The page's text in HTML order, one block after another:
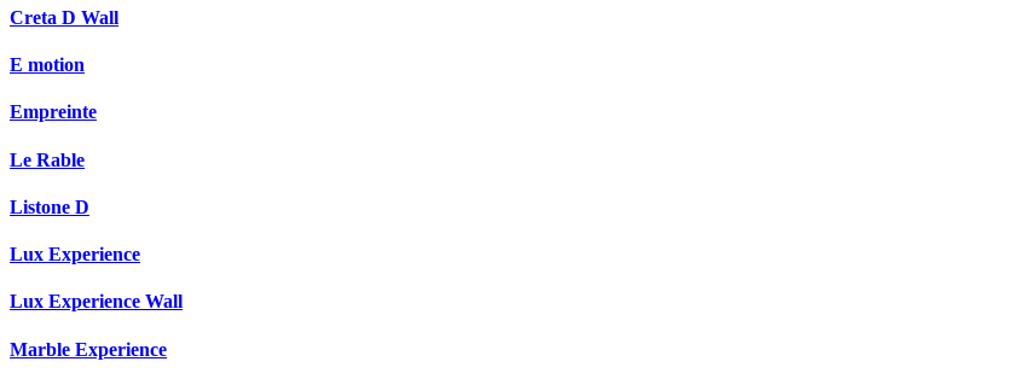
Creta D Wall
E motion
Empreinte
Le Rable
Listone D
Lux Experience
Lux Experience Wall
Marble Experience